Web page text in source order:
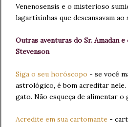
Venenosensis e o misterioso
lagartixinhas que descansavam
Outras aventuras do Sr. Amadan
Stevenson
Siga o seu horóscopo - se você
astrológico, é bom acreditar nele.
gato. Não esqueça de alimentar o
Acredite em sua cartomante -